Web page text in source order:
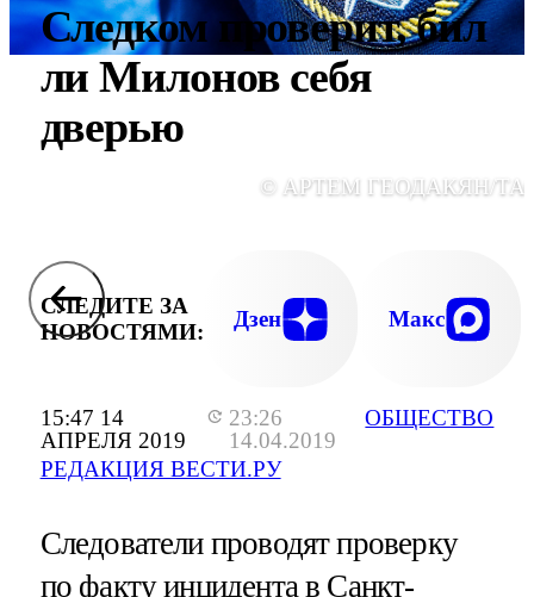
15:47 14
АПРЕЛЯ 2019
23:26
14.04.2019
РЕДАКЦИЯ ВЕСТИ.РУ
ОБЩЕСТВО
Следком проверит, бил
ли Милонов себя
дверью
© АРТЕМ ГЕОДАКЯН/
СЛЕДИТЕ ЗА
НОВОСТЯМИ:
Дзен Макс
Следователи проводят проверку
по факту инцидента в Санкт-